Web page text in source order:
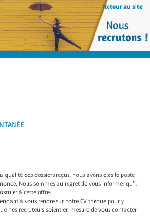
Retour au site
qualité des dossiers reçus, nous avons clos le poste
Nous sommes au regret de vous informer qu'il
à cette offre.
à vous rendre sur notre CV thèque pour y
nos recruteurs soient en mesure de vous contacter